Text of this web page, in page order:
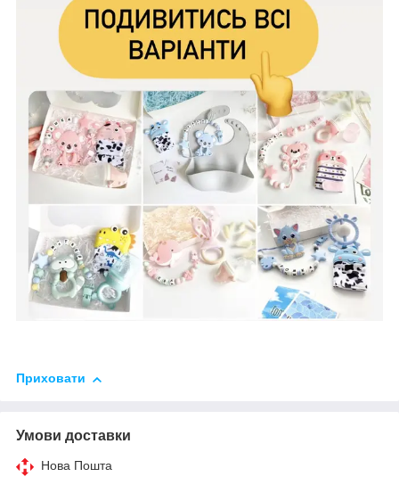
Приховати
Умови доставки
Нова Пошта